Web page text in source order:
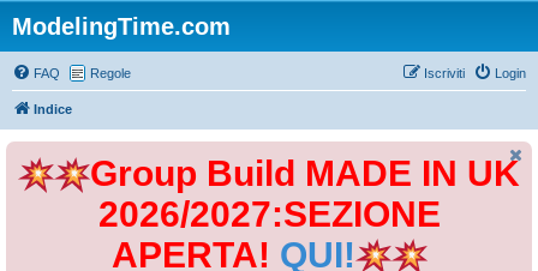
ModelingTime.com
FAQ Regole Login
Iscriviti
Indice
Group Build MADE IN UK
2026/2027:SEZIONE
APERTA! QUI!